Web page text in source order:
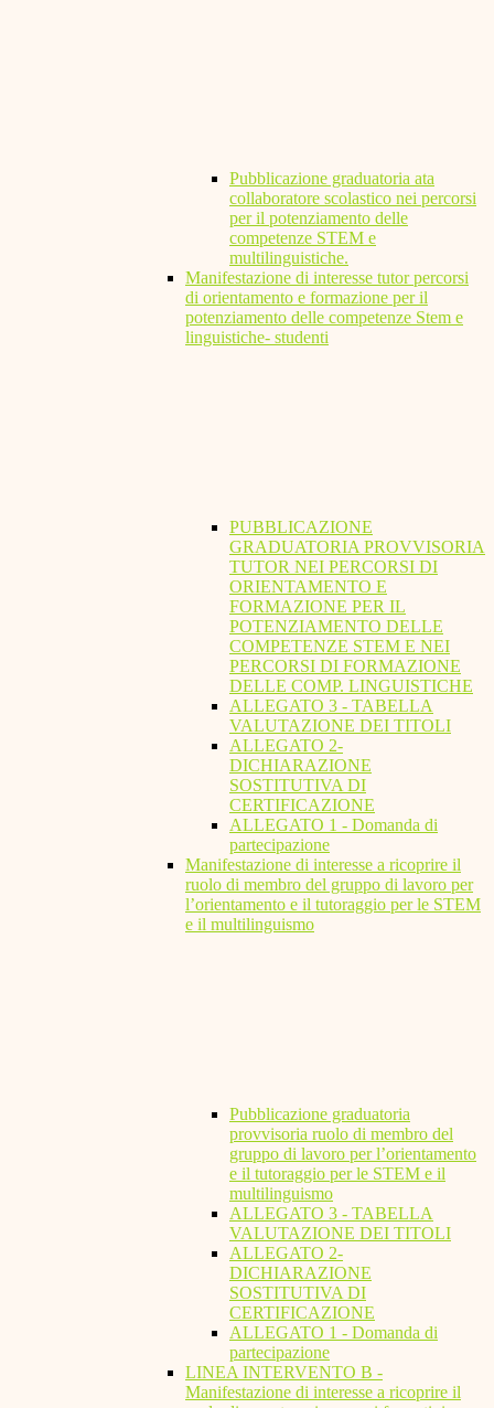
Pubblicazione graduatoria ata
collaboratore scolastico nei percorsi
per il potenziamento delle
competenze STEM e
multilinguistiche.
Manifestazione di interesse tutor percorsi
di orientamento e formazione per il
potenziamento delle competenze Stem e
linguistiche- studenti
PUBBLICAZIONE
GRADUATORIA PROVVISORIA
TUTOR NEI PERCORSI DI
ORIENTAMENTO E
FORMAZIONE PER IL
POTENZIAMENTO DELLE
COMPETENZE STEM E NEI
PERCORSI DI FORMAZIONE
DELLE COMP. LINGUISTICHE
ALLEGATO 3 - TABELLA
VALUTAZIONE DEI TITOLI
ALLEGATO 2-
DICHIARAZIONE
SOSTITUTIVA DI
CERTIFICAZIONE
ALLEGATO 1 - Domanda di
partecipazione
Manifestazione di interesse a ricoprire il
ruolo di membro del gruppo di lavoro per
l’orientamento e il tutoraggio per le STEM
e il multilinguismo
Pubblicazione graduatoria
provvisoria ruolo di membro del
gruppo di lavoro per l’orientamento
e il tutoraggio per le STEM e il
multilinguismo
ALLEGATO 3 - TABELLA
VALUTAZIONE DEI TITOLI
ALLEGATO 2-
DICHIARAZIONE
SOSTITUTIVA DI
CERTIFICAZIONE
ALLEGATO 1 - Domanda di
partecipazione
LINEA INTERVENTO B -
Manifestazione di interesse a ricoprire il